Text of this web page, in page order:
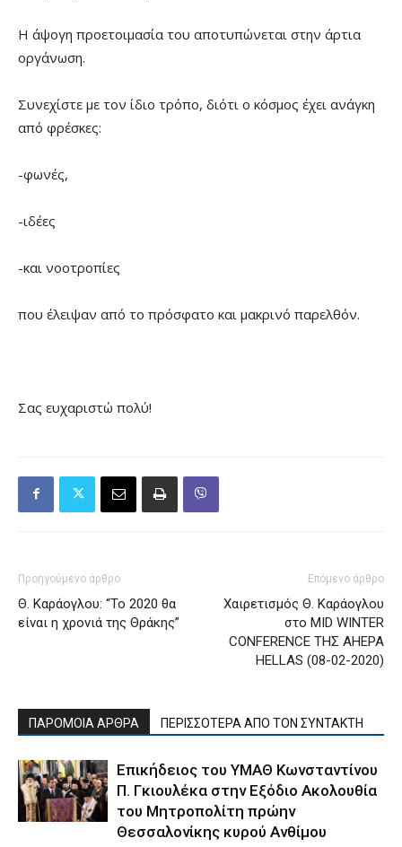
Η άψογη προετοιμασία του αποτυπώνεται στην άρτια
οργάνωση.
Συνεχίστε με τον ίδιο τρόπο, διότι ο κόσμος έχει ανάγκη
από φρέσκες:
-φωνές,
-ιδέες
-και νοοτροπίες
που έλειψαν από το πρόσφατο και μακρινό παρελθόν.
Σας ευχαριστώ πολύ!
Προηγούμενο άρθρο
Θ. Καράογλου: “Το 2020 θα
είναι η χρονιά της Θράκης”
Επόμενο άρθρο
Χαιρετισμός Θ. Καράογλου
στο MID WINTER
CONFERENCE ΤΗΣ AHEPA
HELLAS (08-02-2020)
ΠΑΡΟΜΟΙΑ ΑΡΘΡΑ ΠΕΡΙΣΣΟΤΕΡΑ ΑΠΟ ΤΟΝ ΣΥΝΤΑΚΤΗ
Επικήδειος του ΥΜΑΘ Κωνσταντίνου
Π. Γκιουλέκα στην Εξόδιο Ακολουθία
του Μητροπολίτη πρώην
Θεσσαλονίκης κυρού Ανθίμου